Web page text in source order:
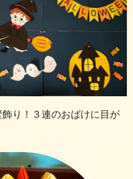
り！３連のおばけに目が